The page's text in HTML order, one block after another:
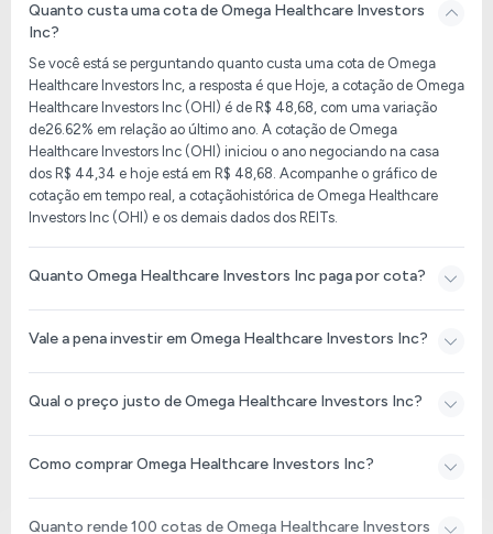
Quanto custa uma cota de Omega Healthcare Investors
Inc?
Se você está se perguntando quanto custa uma cota de Omega
Healthcare Investors Inc, a resposta é que Hoje, a cotação de Omega
Healthcare Investors Inc (OHI) é de R$ 48,68, com uma variação
de26.62% em relação ao último ano. A cotação de Omega
Healthcare Investors Inc (OHI) iniciou o ano negociando na casa
dos R$ 44,34 e hoje está em R$ 48,68. Acompanhe o gráfico de
cotação em tempo real, a cotaçãohistórica de Omega Healthcare
Investors Inc (OHI) e os demais dados dos REITs.
Quanto Omega Healthcare Investors Inc paga por cota?
Vale a pena investir em Omega Healthcare Investors Inc?
Qual o preço justo de Omega Healthcare Investors Inc?
Como comprar Omega Healthcare Investors Inc?
Quanto rende 100 cotas de Omega Healthcare Investors